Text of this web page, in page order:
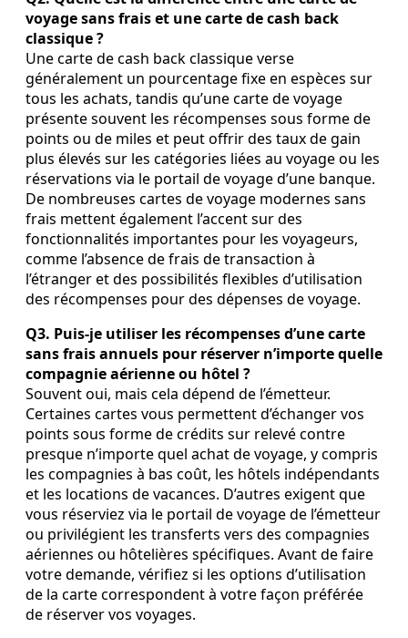
voyage sans frais et une carte de cash back
classique ?
Une carte de cash back classique verse
généralement un pourcentage fixe en espèces sur
tous les achats, tandis qu’une carte de voyage
présente souvent les récompenses sous forme de
points ou de miles et peut offrir des taux de gain
plus élevés sur les catégories liées au voyage ou les
réservations via le portail de voyage d’une banque.
De nombreuses cartes de voyage modernes sans
frais mettent également l’accent sur des
fonctionnalités importantes pour les voyageurs,
comme l’absence de frais de transaction à
l’étranger et des possibilités flexibles d’utilisation
des récompenses pour des dépenses de voyage.
Q3. Puis‑je utiliser les récompenses d’une carte
sans frais annuels pour réserver n’importe quelle
compagnie aérienne ou hôtel ?
Souvent oui, mais cela dépend de l’émetteur.
Certaines cartes vous permettent d’échanger vos
points sous forme de crédits sur relevé contre
presque n’importe quel achat de voyage, y compris
les compagnies à bas coût, les hôtels indépendants
et les locations de vacances. D’autres exigent que
vous réserviez via le portail de voyage de l’émetteur
ou privilégient les transferts vers des compagnies
aériennes ou hôtelières spécifiques. Avant de faire
votre demande, vérifiez si les options d’utilisation
de la carte correspondent à votre façon préférée
de réserver vos voyages.